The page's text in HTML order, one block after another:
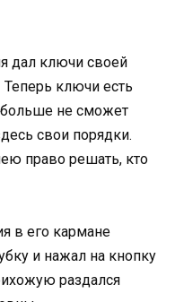
дал ключи своей
ключи есть
больше не сможет
свои порядки.
право решать, кто
в его кармане
и нажал на кнопку
раздался